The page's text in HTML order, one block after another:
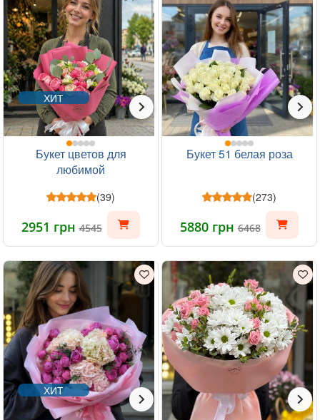
ХИТ
Букет цветов для
любимой
(39)
2951 грн4545
Букет 51 белая роза
(273)
5880 грн6468
ХИТ